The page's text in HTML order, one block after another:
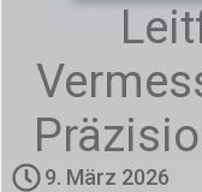
9. März 2026